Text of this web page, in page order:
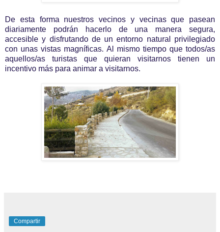
De esta forma nuestros vecinos y vecinas que pasean
diariamente podrán hacerlo de una manera segura,
accesible y disfrutando de un entorno natural privilegiado
con unas vistas magníficas. Al mismo tiempo que todos/as
aquellos/as turistas que quieran visitarnos tienen un
incentivo más para animar a visitarnos.
Compartir